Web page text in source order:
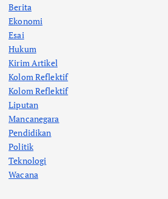
Berita
Ekonomi
Esai
Hukum
Kirim Artikel
Kolom Reflektif
Kolom Reflektif
Liputan
Mancanegara
Pendidikan
Politik
Teknologi
Wacana